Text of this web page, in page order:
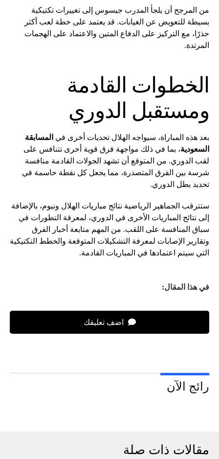
من المرجح أن يلجأ المدرب جيسوس إلى تغييرات تكتيكية
بسيطة للتعويض عن الغيابات. قد يعتمد على خطة لعب أكثر
حذرًا، مع التركيز على الدفاع المتين والاعتماد على الهجمات
المرتدة.
الخطوات القادمة
ومستقبل الدوري
بعد هذه المباراة، سيواجه الهلال تحديات أخرى في المسابقة
السعودية، بما في ذلك مواجهة فرق قوية أخرى تتنافس على
لقب الدوري. من المتوقع أن تشهد الجولات القادمة منافسة
شرسة بين الفرق المتصدرة، مما يجعل كل نقطة حاسمة في
تحديد بطل الدوري.
ستترقب الجماهير الرياضية نتائج مباريات الهلال ونيوم، بالإضافة
إلى نتائج المباريات الأخرى في الدوري، لمعرفة التطورات في
سباق المنافسة على اللقب. من المهم متابعة أخبار الفرق
وتقارير الإصابات لمعرفة التشكيلات المتوقعة والخطط التكتيكية
التي سيتم اعتمادها في المباريات القادمة.
في هذا المقال:
اضف تعليقك
رائج الآن
مقالات ذات صلة